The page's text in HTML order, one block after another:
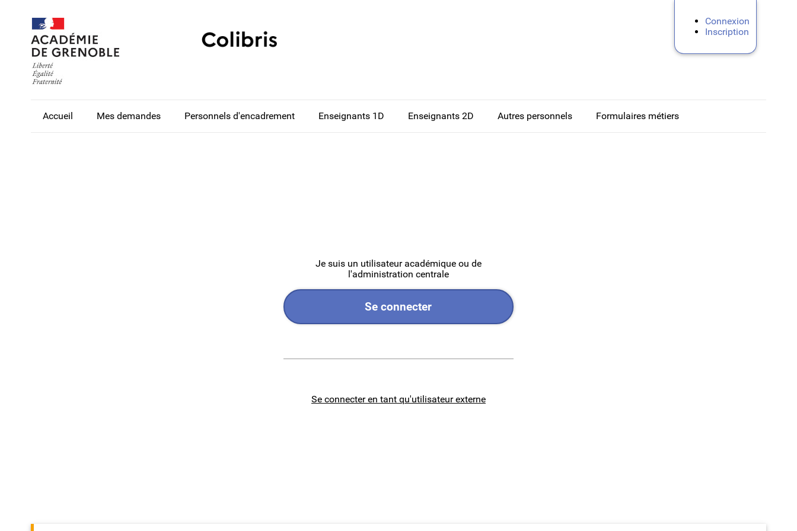
Connexion
Inscription
Accueil Mes demandes Personnels d'encadrement Enseignants 1D Enseignants 2D Autres personnels Formulaires métiers
Je suis un utilisateur académique ou de
l'administration centrale
Se connecter
Se connecter en tant qu'utilisateur externe